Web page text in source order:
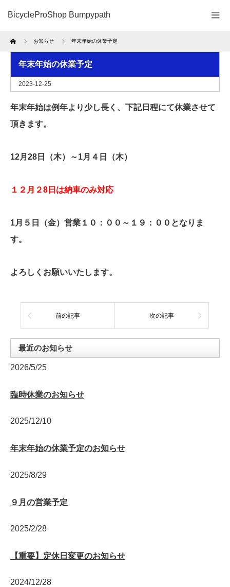
BicycleProShop Bumpypath
Home お知らせ 年末年始の休業予定
年末年始の休業予定
2023-12-25
年末年始は例年より少し長く、下記日程にて休業させて
頂きます。
12月28日（木） ～1月４日（木）
１２月２8日は納車のみ対応
1月５ 日（金）営業１０：００～１９：００となりま
す。
よろしくお願いいたします。
前の記事 次の記事
最近のお知らせ
2026/5/25
臨時休業のお知らせ
2025/12/10
年末年始の休業予定のお知らせ
2025/8/29
９月の営業予定
2025/2/28
【重要】定休日変更のお知らせ
2024/12/28